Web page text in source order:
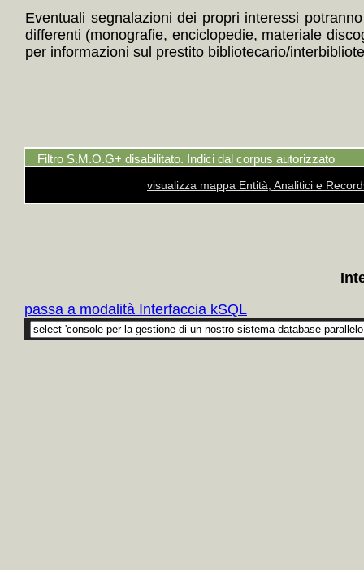
Eventuali segnalazioni dei propri interessi
differenti (monografie, enciclopedie, materiale
per informazioni sul prestito bibliotecario/
Filtro S.M.O.G+ disabilitato. Indici dal corpus autorizzato
visualizza mappa Entità, Analitici e
passa a modalità Interfaccia kSQL